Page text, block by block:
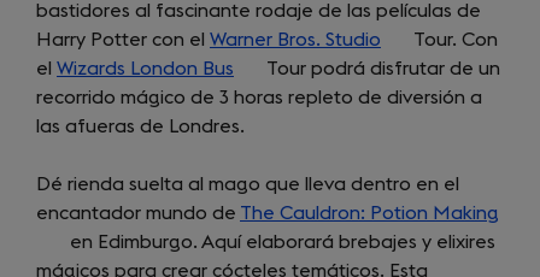
tab)
bastidores al fascinante rodaje de las películas de
Harry Potter con el Warner Bros. Studio (opens
in
a
Tour. Con
el Wizards London Bus (opens
in
a
tab)
Tour podrá disfrutar de un
recorrido mágico de 3 horas repleto de diversión a
las afueras de Londres.
Dé rienda suelta al mago que lleva dentro en el
encantador mundo de The Cauldron: Potion Making
en Edimburgo. Aquí elaborará brebajes y elixires
mágicos para crear cócteles temáticos. Esta